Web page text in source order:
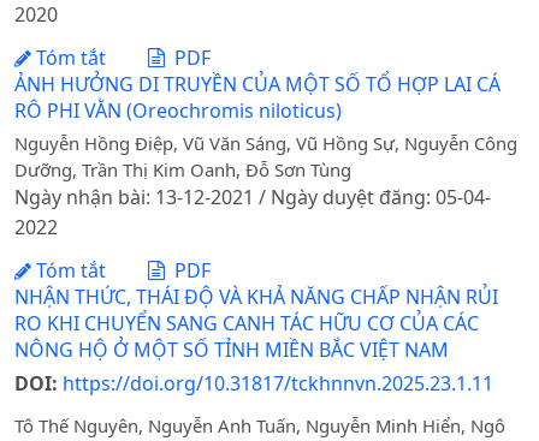
2020
Tóm tắt
PDF
ẢNH HƯỞNG DI TRUYỀN CỦA MỘT SỐ TỔ HỢP LAI CÁ
RÔ PHI VẰN (Oreochromis niloticus)
Nguyễn Hồng Điệp, Vũ Văn Sáng, Vũ Hồng Sự, Nguyễn Công
Dưỡng, Trần Thị Kim Oanh, Đỗ Sơn Tùng
Ngày nhận bài: 13-12-2021 / Ngày duyệt đăng: 05-04-
2022
Tóm tắt
PDF
NHẬN THỨC, THÁI ĐỘ VÀ KHẢ NĂNG CHẤP NHẬN RỦI
RO KHI CHUYỂN SANG CANH TÁC HỮU CƠ CỦA CÁC
NÔNG HỘ Ở MỘT SỐ TỈNH MIỀN BẮC VIỆT NAM
DOI: https://doi.org/10.31817/tckhnnvn.2025.23.1.11
Tô Thế Nguyên, Nguyễn Anh Tuấn, Nguyễn Minh Hiển, Ngô